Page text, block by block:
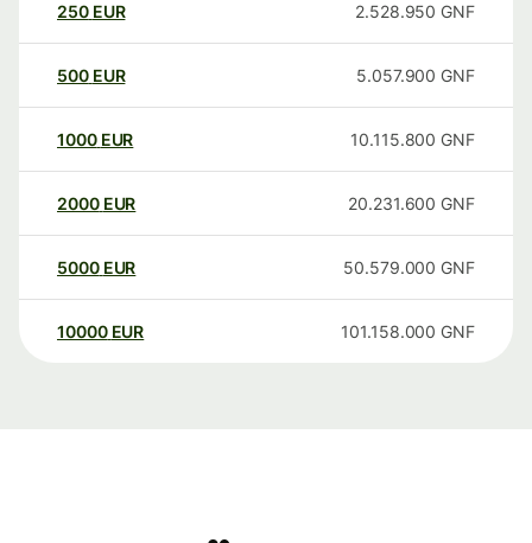
250 EUR 2.528.950 GNF
500 EUR 5.057.900 GNF
1000 EUR 10.115.800 GNF
2000 EUR 20.231.600 GNF
5000 EUR 50.579.000 GNF
10000 EUR 101.158.000 GNF